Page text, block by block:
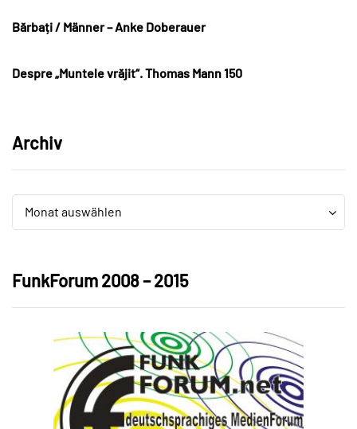
Bărbați / Männer – Anke Doberauer
Despre „Muntele vrăjit“. Thomas Mann 150
Archiv
Archiv
Monat auswählen
Archiv
FunkForum 2008 – 2015